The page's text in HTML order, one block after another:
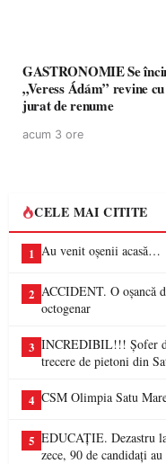
GASTRONOMIE Se încing ceaunele la Satu Mare! Concursul
„Veress Ádám” revine
jurat de renume
acum 3 ore
CELE MAI CITITE
1 Au venit oșenii acasă…
2 ACCIDENT. O oșancă
octogenar
3 INCREDIBIL!!! Șofer
trecere de pietoni din
4 CSM Olimpia Satu
5 EDUCAȚIE. Dezastru
zece, 90 de candidați